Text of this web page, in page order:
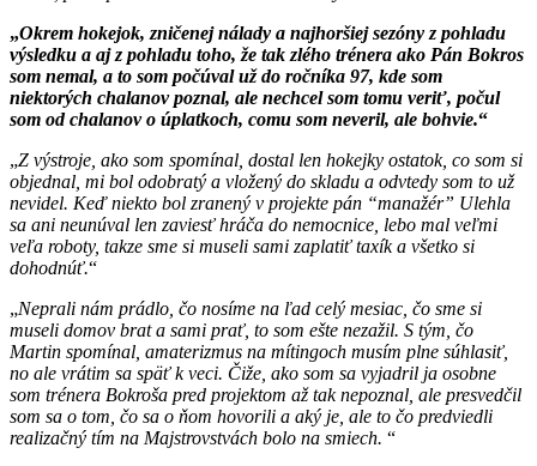
Okrem hokejok, zničenej nálady a najhoršiej sezóny z pohladu
výsledku a aj z pohladu toho, že tak zlého trénera ako Pán Bokros
som nemal, a to som počúval už do ročníka 97, kde som
niektorých chalanov poznal, ale nechcel som tomu veriť, počul
som od chalanov o úplatkoch, comu som neveril, ale bohvie.
Z výstroje, ako som spomínal, dostal len hokejky ostatok, co som si
objednal, mi bol odobratý a vložený do skladu a odvtedy som to už
nevidel. Keď niekto bol zranený v projekte pán “manažér” Ulehla
sa ani neunúval len zaviesť hráča do nemocnice, lebo mal veľmi
veľa roboty, takze sme si museli sami zaplatiť taxík a všetko si
dohodnúť.
Neprali nám prádlo, čo nosíme na ľad celý mesiac, čo sme si
museli domov brat a sami prať, to som ešte nezažil. S tým, čo
Martin spomínal, amaterizmus na mítingoch musím plne súhlasiť,
no ale vrátim sa späť k veci. Čiže, ako som sa vyjadril ja osobne
som trénera Bokroša pred projektom až tak nepoznal, ale presvedčil
som sa o tom, čo sa o ňom hovorili a aký je, ale to čo predviedli
realizačný tím na Majstrovstvách bolo na smiech.